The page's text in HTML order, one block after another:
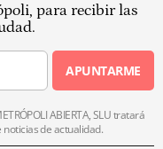
para recibir las
APUNTARME
ABIERTA, SLU tratará
de actualidad.